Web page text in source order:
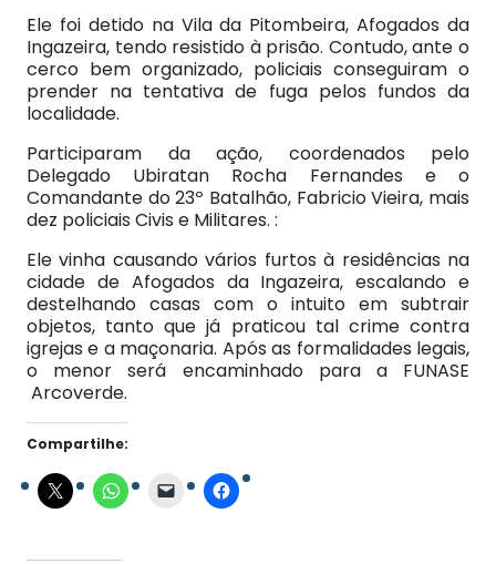
Ele foi detido na Vila da Pitombeira, Afogados da
Ingazeira, tendo resistido à prisão. Contudo, ante o
cerco bem organizado, policiais conseguiram o
prender na tentativa de fuga pelos fundos da
localidade.
Participaram da ação, coordenados pelo
Delegado Ubiratan Rocha Fernandes e o
Comandante do 23º Batalhão, Fabricio Vieira, mais
dez policiais Civis e Militares. :
Ele vinha causando vários furtos à residências na
cidade de Afogados da Ingazeira, escalando e
destelhando casas com o intuito em subtrair
objetos, tanto que já praticou tal crime contra
igrejas e a maçonaria. Após as formalidades legais,
o menor será encaminhado para a FUNASE
Arcoverde.
Compartilhe: